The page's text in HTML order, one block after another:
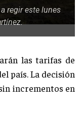
regir este lunes
las tarifas de
país. La decisión
incrementos en